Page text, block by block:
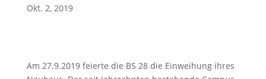
Okt. 2, 2019
Am 27.9.2019 feierte die BS 28 die Einweihung ihres